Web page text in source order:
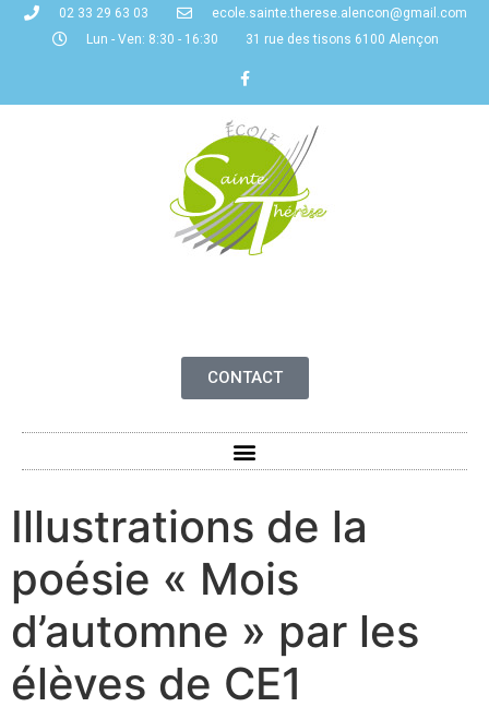
02 33 29 63 03
ecole.sainte.therese.alencon@gmail.com
Lun - Ven: 8:30 - 16:30
31 rue des tisons 6100 Alençon
CONTACT
Illustrations de la
poésie « Mois
d’automne » par les
élèves de CE1